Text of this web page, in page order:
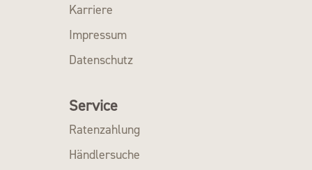
Karriere
Impressum
Datenschutz
Service
Ratenzahlung
Händlersuche